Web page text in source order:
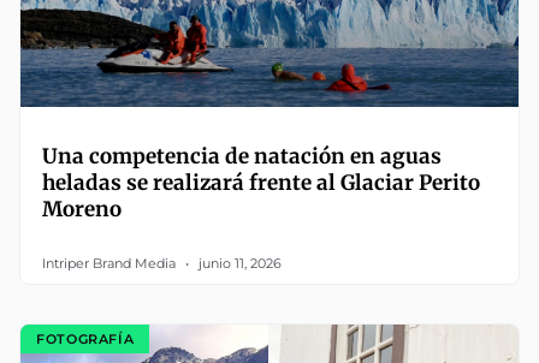
Una competencia de natación en aguas
heladas se realizará frente al Glaciar Perito
Moreno
Intriper Brand Media junio 11, 2026
FOTOGRAFÍA